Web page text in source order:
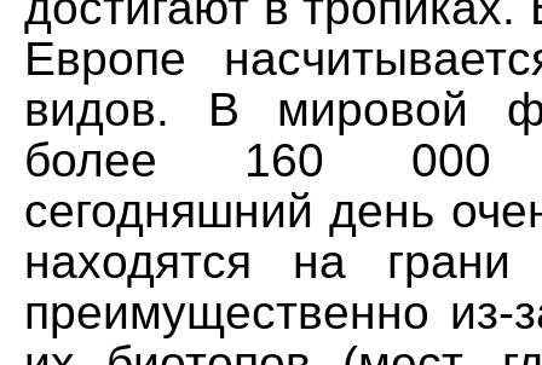
Европе
видов. В мировой
более 160 000
сегодняшний день
находятся на грани
преимущественно из-